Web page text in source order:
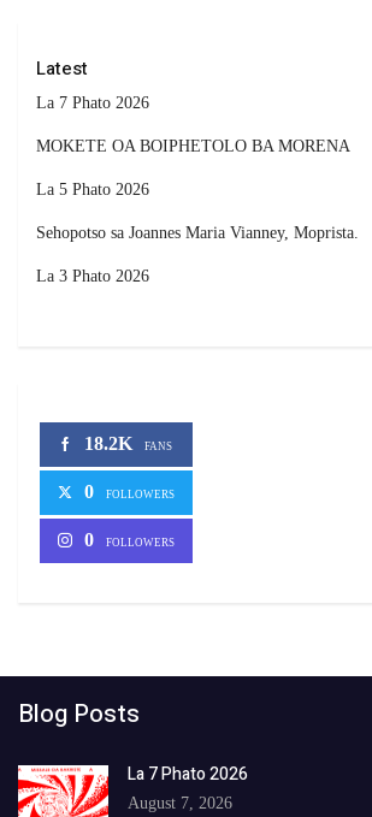
Latest
La 7 Phato 2026
MOKETE OA BOIPHETOLO BA MORENA
La 5 Phato 2026
Sehopotso sa Joannes Maria Vianney, Moprista.
La 3 Phato 2026
18.2K FANS
0 FOLLOWERS
0 FOLLOWERS
Blog Posts
La 7 Phato 2026
August 7, 2026